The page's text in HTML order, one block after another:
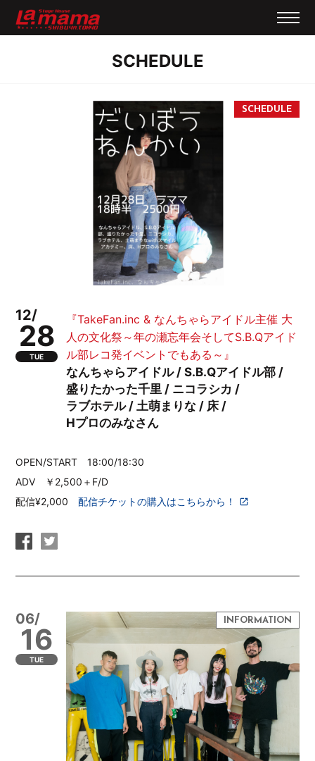
SCHEDULE
12/
28
TUE
『TakeFan.inc & なんちゃらアイドル主催 大
人の文化祭～年の瀬忘年会そしてS.B.Qアイド
ル部レコ発イベントでもある～』
なんちゃらアイドル / S.B.Qアイドル部 /
盛りたかった千里 / ニコラシカ /
ラブホテル / 土萌まりな / 床 /
Hプロのみなさん
OPEN/START 18:00/18:30
ADV ￥2,500＋F/D
配信¥2,000配信チケットの購入はこちらから！
06/
16
TUE